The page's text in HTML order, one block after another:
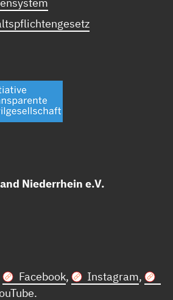
Niederrhein e.V.
Facebook, Instagram,
.